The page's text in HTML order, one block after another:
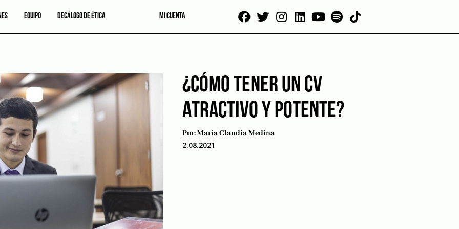
EQUIPO DECÁLOGO DE ÉTICA MI CUENTA
¿CÓMO TENER UN CV
ATRACTIVO Y POTENTE?
Por:Maria Claudia Medina
2.08.2021